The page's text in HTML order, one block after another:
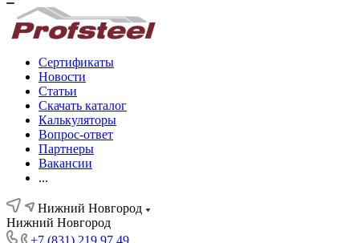
Сертификаты
Новости
Статьи
Скачать каталог
Калькуляторы
Вопрос-ответ
Партнеры
Вакансии
...
Нижний Новгород
Нижний Новгород
+7 (831) 219 97 49